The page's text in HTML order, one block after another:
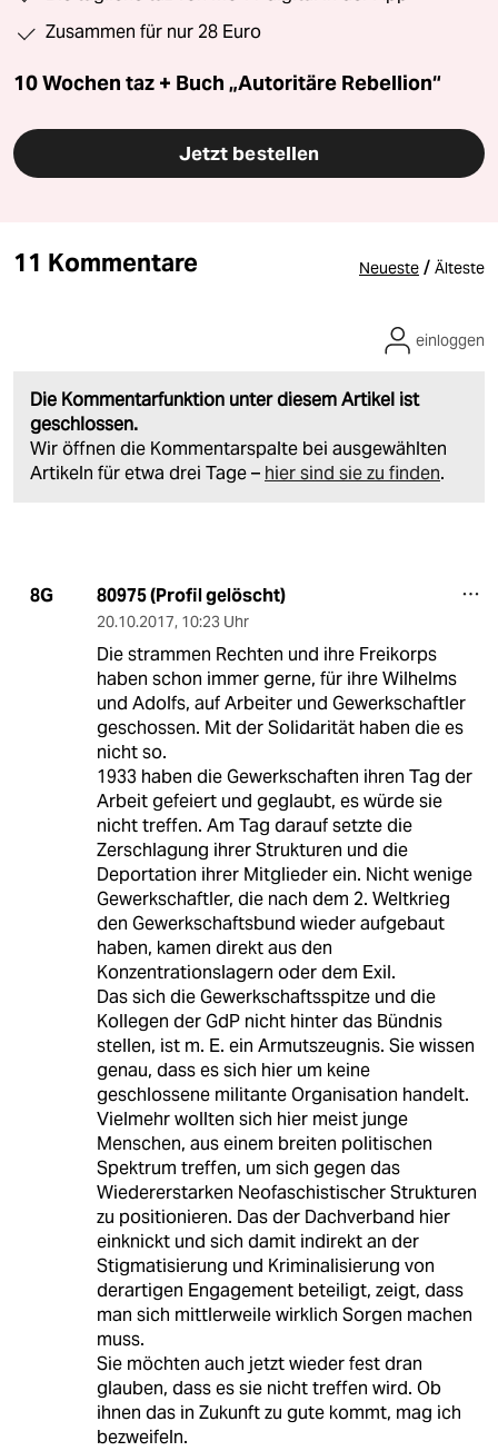
Zusammen für nur 28 Euro
10 Wochen taz + Buch „Autoritäre Rebellion“
Jetzt bestellen
11 Kommentare Neueste / Älteste
Die Kommentarfunktion unter diesem Artikel ist
geschlossen.
Wir öffnen die Kommentarspalte bei ausgewählten
Artikeln für etwa drei Tage – hier sind sie zu finden.
einloggen
8G 80975 (Profil gelöscht)
20.10.2017, 10:23 Uhr
Die strammen Rechten und ihre Freikorps
haben schon immer gerne, für ihre Wilhelms
und Adolfs, auf Arbeiter und Gewerkschaftler
geschossen. Mit der Solidarität haben die es
nicht so.
1933 haben die Gewerkschaften ihren Tag der
Arbeit gefeiert und geglaubt, es würde sie
nicht treffen. Am Tag darauf setzte die
Zerschlagung ihrer Strukturen und die
Deportation ihrer Mitglieder ein. Nicht wenige
Gewerkschaftler, die nach dem 2. Weltkrieg
den Gewerkschaftsbund wieder aufgebaut
haben, kamen direkt aus den
Konzentrationslagern oder dem Exil.
Das sich die Gewerkschaftsspitze und die
Kollegen der GdP nicht hinter das Bündnis
stellen, ist m. E. ein Armutszeugnis. Sie wissen
genau, dass es sich hier um keine
geschlossene militante Organisation handelt.
Vielmehr wollten sich hier meist junge
Menschen, aus einem breiten politischen
Spektrum treffen, um sich gegen das
Wiedererstarken Neofaschistischer Strukturen
zu positionieren. Das der Dachverband hier
einknickt und sich damit indirekt an der
Stigmatisierung und Kriminalisierung von
derartigen Engagement beteiligt, zeigt, dass
man sich mittlerweile wirklich Sorgen machen
muss.
Sie möchten auch jetzt wieder fest dran
glauben, dass es sie nicht treffen wird. Ob
ihnen das in Zukunft zu gute kommt, mag ich
bezweifeln.